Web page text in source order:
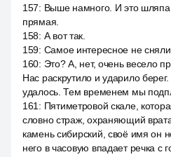
157: Выше намного. И это шляпа
прямая.
158: А вот так.
159: Самое интересное не
160: Это? А, нет, очень весело
Нас раскрутило и ударило
удалось. Тем временем мы
161 : Пятиметровой скале,
словно страж, охраняющий
камень сибирский, своё имя он
него в часовую впадает речка с